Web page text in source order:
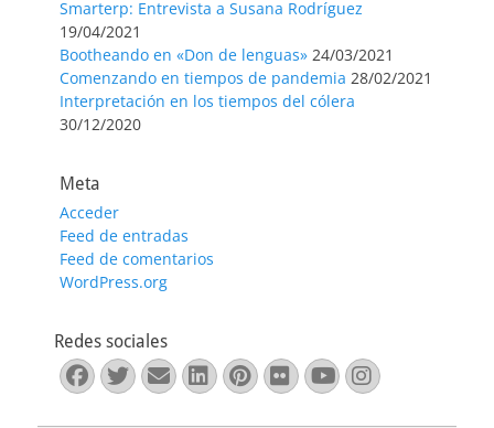
Smarterp: Entrevista a Susana Rodríguez
19/04/2021
Bootheando en «Don de lenguas» 24/03/2021
Comenzando en tiempos de pandemia 28/02/2021
Interpretación en los tiempos del cólera
30/12/2020
Meta
Acceder
Feed de entradas
Feed de comentarios
WordPress.org
Redes sociales
Facebook
Twitter
Correo
electrónico
LinkedIn
Pinterest
FlickrYouTube